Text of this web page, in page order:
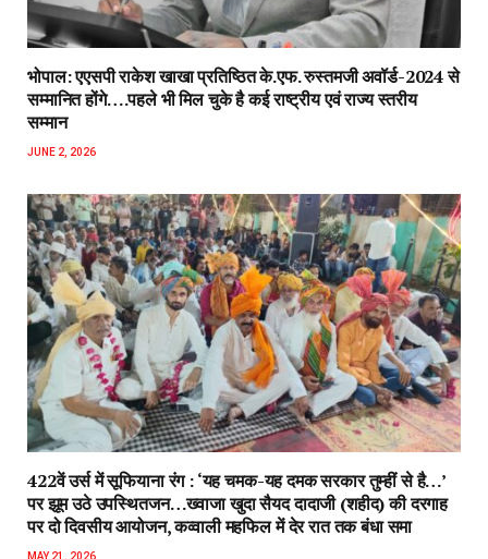
भोपाल: एएसपी राकेश‌ खाखा प्रतिष्ठित के.एफ. रुस्तमजी अवॉर्ड-2024 से
सम्मानित होंगे….पहले भी मिल चुके है कई राष्ट्रीय एवं राज्य स्तरीय
सम्मान
JUNE 2, 2026
422वें उर्स में सूफियाना रंग : ‘यह चमक-यह दमक सरकार तुम्हीं से है…’
पर झूम उठे उपस्थितजन…ख्वाजा खुदा सैयद दादाजी (शहीद) की दरगाह
पर दो दिवसीय आयोजन, कव्वाली महफिल में देर रात तक बंधा समा
MAY 21, 2026